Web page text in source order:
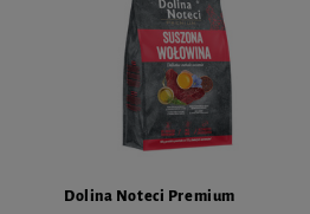
Dolina Noteci Premium